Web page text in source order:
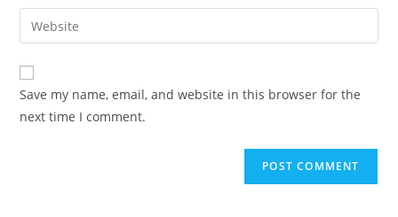
comment
email
address
comment
Enter
your
website
URL
(optional)
Save my name, email, and website in this browser for the
next time I comment.